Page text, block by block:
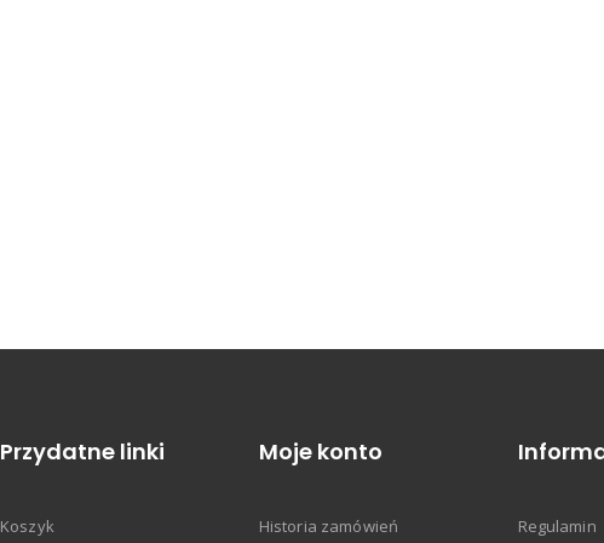
Przydatne linki
Koszyk
Moje konto
Historia zamówień Regulamin